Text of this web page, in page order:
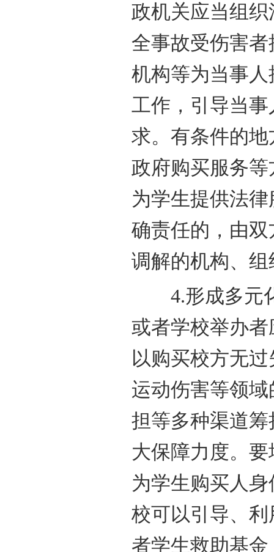
政机关应当组
全事故受伤害
机构等为当事
工作，引导当
求。有条件的
政府购买服务
为学生提供法
确责任的，由
调解的机构、
4.形成多元化
或者学校举办
以购买校方无
运动伤害等领
担等多种渠道
大保障力度。
为学生购买人
校可以引导、
者学生救助基